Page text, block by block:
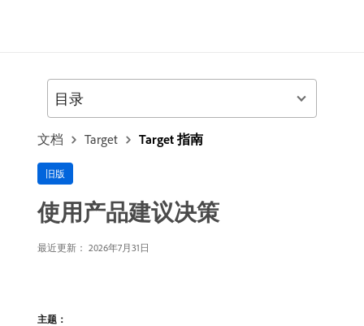
文档 Target Target 指南
旧版
使用产品建议决策
最近更新： 2026年7月31日
主题：
目录